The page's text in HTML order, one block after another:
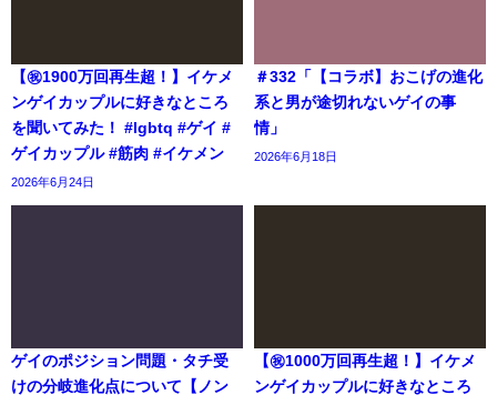
【㊗️1900万回再生超！】イケメ
ンゲイカップルに好きなところ
を聞いてみた！ #lgbtq #ゲイ #
ゲイカップル #筋肉 #イケメン
2026年6月24日
＃332「【コラボ】おこげの進化
系と男が途切れないゲイの事
情」
2026年6月18日
ゲイのポジション問題・タチ受
けの分岐進化点について【ノン
【㊗️1000万回再生超！】イケメ
ンゲイカップルに好きなところ